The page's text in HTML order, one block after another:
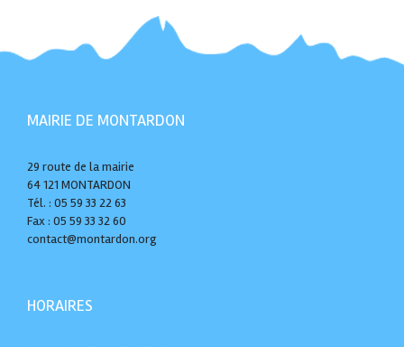
MAIRIE DE MONTARDON
29 route de la mairie
64 121 MONTARDON
Tél. : 05 59 33 22 63
Fax : 05 59 33 32 60
contact@montardon.org
HORAIRES